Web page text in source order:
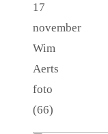
17
november
Wim
Aerts
foto
(66)